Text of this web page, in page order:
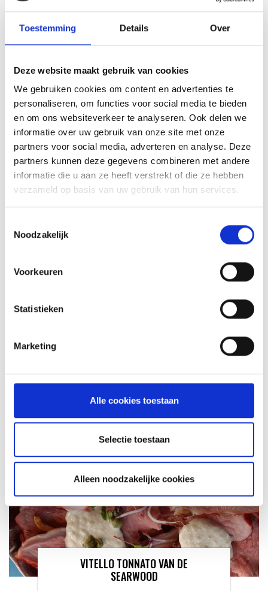
Toestemming Details Over
Deze website maakt gebruik van cookies
We gebruiken cookies om content en advertenties te
personaliseren, om functies voor social media te bieden
en om ons websiteverkeer te analyseren. Ook delen we
informatie over uw gebruik van onze site met onze
partners voor social media, adverteren en analyse. Deze
partners kunnen deze gegevens combineren met andere
informatie die u aan ze heeft verstrekt of die ze hebben
verzameld op basis van uw gebruik van hun services.
Noodzakelijk
Voorkeuren
Statistieken
Marketing
Alle cookies toestaan
Selectie toestaan
Alleen noodzakelijke cookies
SPARE PARTS VOOR JE WEBER
SPIRIT
HOW TO: ONDERHOUD
RECEPT
VITELLO TONNATO VAN DE
SEARWOOD